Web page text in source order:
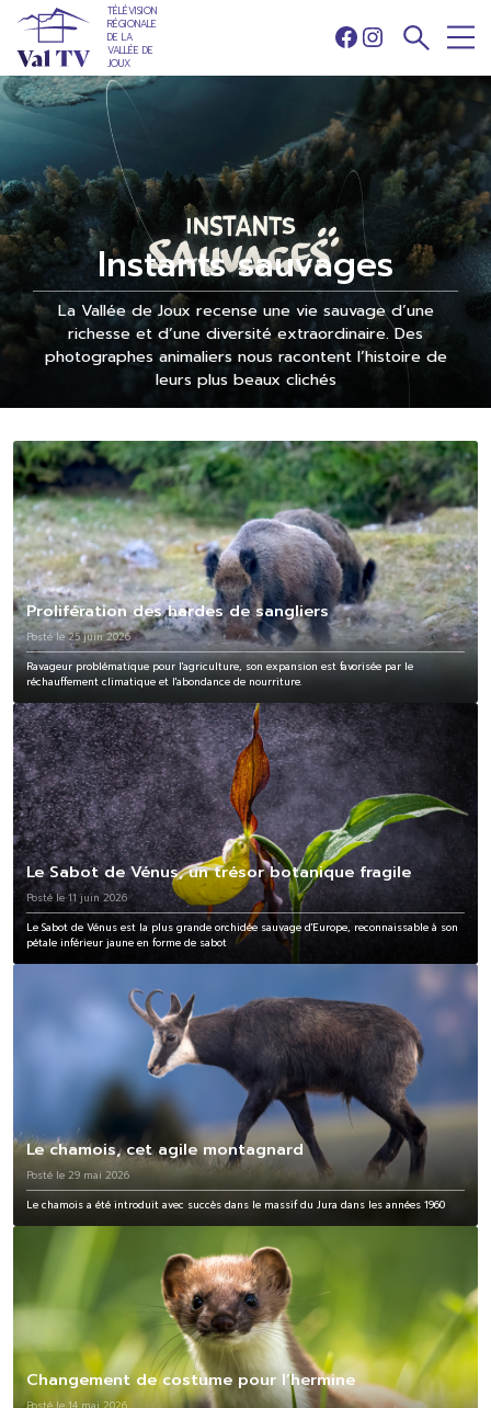
TÉLÉVISION
RÉGIONALE
DE LA
VALLÉE DE
JOUX
Facebook
Instagram
Instants sauvages
La Vallée de Joux recense une vie sauvage d’une
richesse et d’une diversité extraordinaire. Des
photographes animaliers nous racontent l’histoire de
leurs plus beaux clichés
Prolifération des hardes de sangliers
Posté le 25 juin 2026
Ravageur problématique pour l'agriculture, son expansion est favorisée par le
réchauffement climatique et l'abondance de nourriture.
Le Sabot de Vénus, un trésor botanique fragile
Posté le 11 juin 2026
Le Sabot de Vénus est la plus grande orchidée sauvage d'Europe, reconnaissable à son
pétale inférieur jaune en forme de sabot
Le chamois, cet agile montagnard
Posté le 29 mai 2026
Le chamois a été introduit avec succès dans le massif du Jura dans les années 1960
Changement de costume pour l’hermine